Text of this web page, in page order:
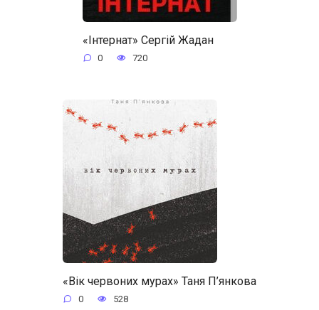
«Інтернат» Сергій Жадан
0 720
«Вік червоних мурах» Таня П’янкова
0 528